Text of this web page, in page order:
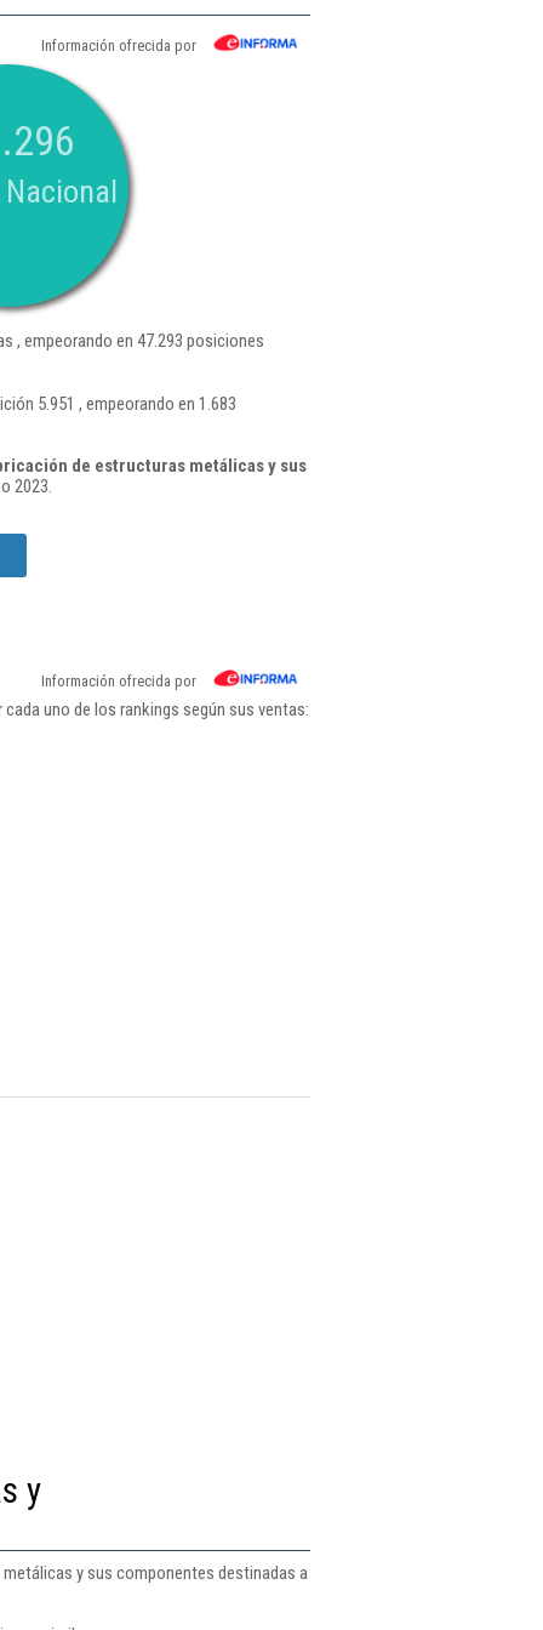
Información ofrecida por
, empeorando en 47.293 posiciones
5.951 , empeorando en 1.683
de estructuras metálicas y sus
2023.
Información ofrecida por
uno de los rankings según sus ventas:
y
y sus componentes destinadas a